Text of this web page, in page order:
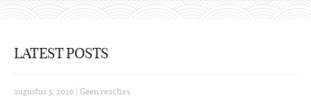
LATEST POSTS
augustus 5, 2026 Geen reacties